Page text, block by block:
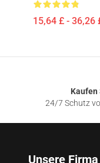
15,64 £ - 36,26
Kaufen
24/7 Schutz
Unsere Firma